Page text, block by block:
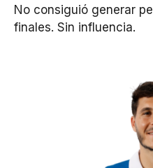
No consiguió generar
finales. Sin influencia.